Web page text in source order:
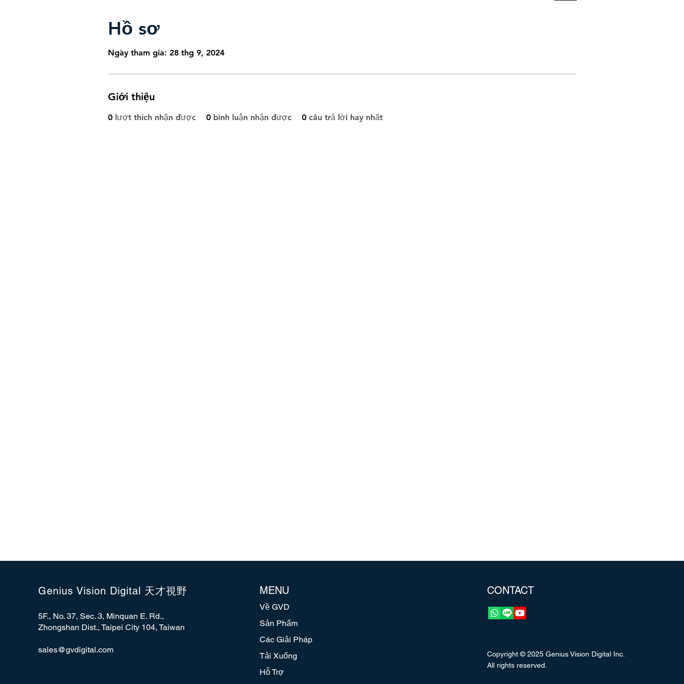
Hồ sơ
Ngày tham gia: 28 thg 9, 2024
Giới thiệu
0 lượt thích nhận được 0 bình luận nhận được 0 câu trả lời hay nhất
Genius Vision Digital 天才視野
5F., No. 37, Sec. 3, Minquan E. Rd.,
Zhongshan Dist., Taipei City 104, Taiwan
sales@gvdigital.com
MENU
Về GVD
Sản Phẩm
Các Giải Pháp
Tải Xuống
Hỗ Trợ
CONTACT
Copyright © 2025 Genius Vision Digital Inc.
All rights reserved.